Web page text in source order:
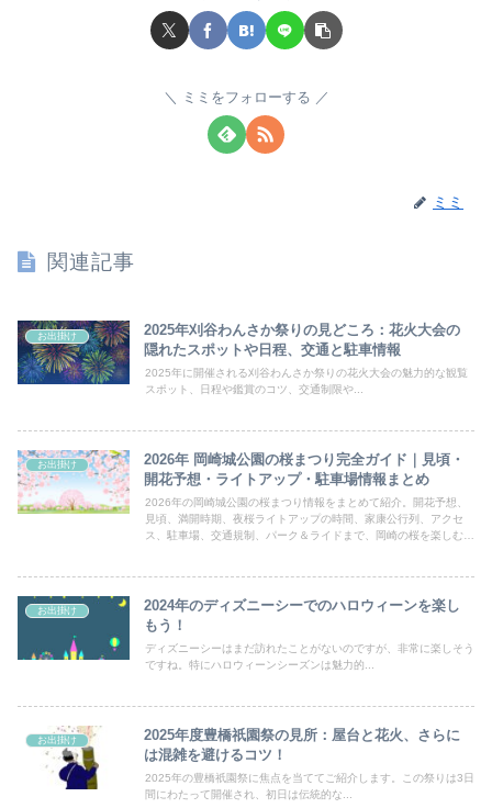
ミミをフォローする
ミミ
関連記事
お出掛け
2025年刈谷わんさか祭りの見どころ：花火大会の
隠れたスポットや日程、交通と駐車情報
2025年に開催される刈谷わんさか祭りの花火大会の魅力的な観覧
スポット、日程や鑑賞のコツ、交通制限や...
お出掛け
2026年 岡崎城公園の桜まつり完全ガイド｜見頃・
開花予想・ライトアップ・駐車場情報まとめ
2026年の岡崎城公園の桜まつり情報をまとめて紹介。開花予想、
見頃、満開時期、夜桜ライトアップの時間、家康公行列、アクセ
ス、駐車場、交通規制、パーク＆ライドまで、岡崎の桜を楽しむた
お出掛け
2024年のディズニーシーでのハロウィーンを楽し
もう！
ディズニーシーはまだ訪れたことがないのですが、非常に楽しそう
ですね。特にハロウィーンシーズンは魅力的...
お出掛け
2025年度豊橋祇園祭の見所：屋台と花火、さらに
は混雑を避けるコツ！
2025年の豊橋祇園祭に焦点を当ててご紹介します。この祭りは3日
間にわたって開催され、初日は伝統的な...